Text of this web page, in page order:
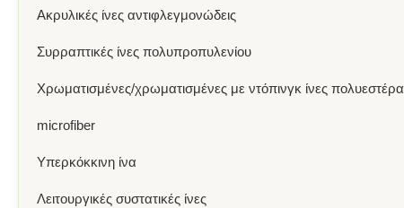
Ακρυλικές ίνες αντιφλεγμονώδεις
Συρραπτικές ίνες πολυπροπυλενίου
Χρωματισμένες/χρωματισμένες με ντόπινγκ ίνες πολυεστέρα
microfiber
Υπερκόκκινη ίνα
Λειτουργικές συστατικές ίνες